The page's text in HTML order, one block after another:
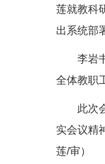
莲就教科
出系统部
李岩
全体教职
此次
实会议精
莲/审）